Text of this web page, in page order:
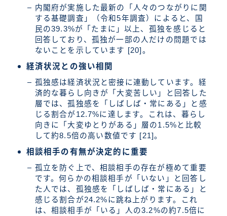
内閣府が実施した最新の「人々のつながりに関
する基礎調査」（令和5年調査）によると、国
民の39.3%が「たまに」以上、孤独を感じると
回答しており、孤独が一部の人だけの問題では
ないことを示しています [20]。
経済状況との強い相関
孤独感は経済状況と密接に連動しています。経
済的な暮らし向きが「大変苦しい」と回答した
層では、孤独感を「しばしば・常にある」と感
じる割合が12.7%に達します。これは、暮らし
向きに「大変ゆとりがある」層の1.5%と比較
して約8.5倍の高い数値です [21]。
相談相手の有無が決定的に重要
孤立を防ぐ上で、相談相手の存在が極めて重要
です。何らかの相談相手が「いない」と回答し
た人では、孤独感を「しばしば・常にある」と
感じる割合が24.2%に跳ね上がります。これ
は、相談相手が「いる」人の3.2%の約7.5倍に